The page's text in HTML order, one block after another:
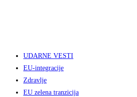
UDARNE VESTI
EU-integracije
Zdravlje
EU zelena tranzicija